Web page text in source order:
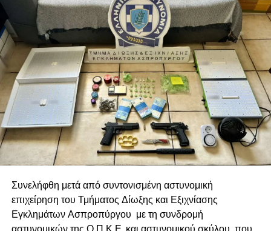
Συνελήφθη μετά από συντονισμένη αστυνομική
επιχείρηση του Τμήματος Δίωξης και Εξιχνίασης
Εγκλημάτων Ασπροπύργου με τη συνδρομή